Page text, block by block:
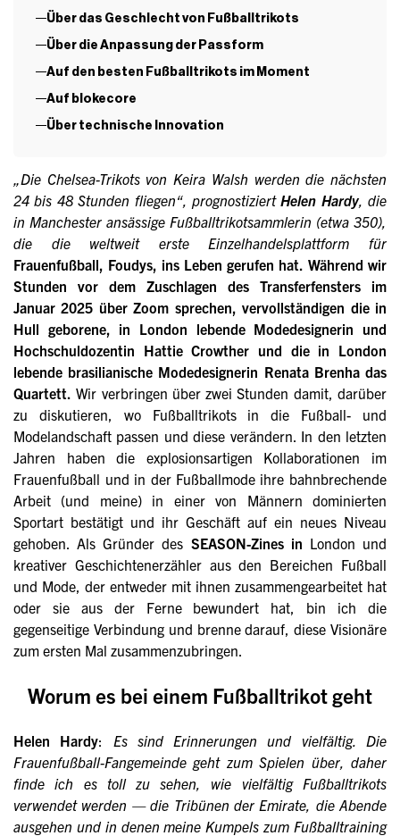
Über das Geschlecht von Fußballtrikots
Über die Anpassung der Passform
Auf den besten Fußballtrikots im Moment
Auf blokecore
Über technische Innovation
„Die Chelsea-Trikots von Keira Walsh werden die nächsten
24 bis 48 Stunden fliegen“, prognostiziert Helen Hardy, die
in Manchester ansässige Fußballtrikotsammlerin (etwa 350),
die die weltweit erste Einzelhandelsplattform für
Frauenfußball, Foudys, ins Leben gerufen hat. Während wir
Stunden vor dem Zuschlagen des Transferfensters im
Januar 2025 über Zoom sprechen, vervollständigen die in
Hull geborene, in London lebende Modedesignerin und
Hochschuldozentin Hattie Crowther und die in London
lebende brasilianische Modedesignerin Renata Brenha das
Quartett. Wir verbringen über zwei Stunden damit, darüber
zu diskutieren, wo Fußballtrikots in die Fußball- und
Modelandschaft passen und diese verändern. In den letzten
Jahren haben die explosionsartigen Kollaborationen im
Frauenfußball und in der Fußballmode ihre bahnbrechende
Arbeit (und meine) in einer von Männern dominierten
Sportart bestätigt und ihr Geschäft auf ein neues Niveau
gehoben. Als Gründer des SEASON-Zines in London und
kreativer Geschichtenerzähler aus den Bereichen Fußball
und Mode, der entweder mit ihnen zusammengearbeitet hat
oder sie aus der Ferne bewundert hat, bin ich die
gegenseitige Verbindung und brenne darauf, diese Visionäre
zum ersten Mal zusammenzubringen.
Worum es bei einem Fußballtrikot geht
Helen Hardy: Es sind Erinnerungen und vielfältig. Die
Frauenfußball-Fangemeinde geht zum Spielen über, daher
finde ich es toll zu sehen, wie vielfältig Fußballtrikots
verwendet werden — die Tribünen der Emirate, die Abende
ausgehen und in denen meine Kumpels zum Fußballtraining